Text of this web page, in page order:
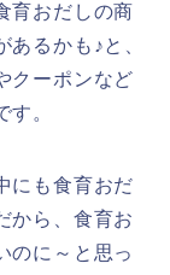
育おだしの商
るかも♪と、
クーポンなど
。
にも食育おだ
から、食育お
のに～と思っ